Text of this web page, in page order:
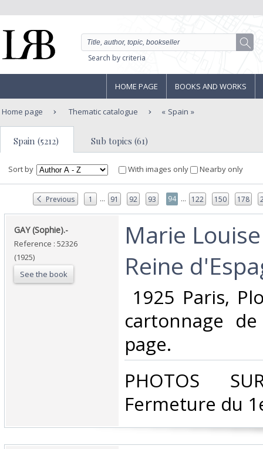
Search by criteria
HOME PAGE BOOKS AND WORKS
Home page Thematic catalogue Spain
Spain (5212) Sub topics (61)
Sort by With images only Nearby only
Previous 1 ... 91 92 93 94 ... 122 150 178
‎GAY (Sophie).-‎
Reference : 52326
(1925)
See the book
‎Marie
Reine
1925 Paris,
cartonnage
page. ‎
‎PHOTOS
Fermeture du